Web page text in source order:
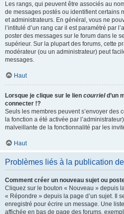
Les rangs, qui peuvent être associés au
de messages postés ou identifient certains
et administrateurs. En général, vous ne
l’intitulé d’un rang car il est paramétré par
poster des messages sur le forum dans le
supérieur. Sur la plupart des forums, cette
modérateur (ou un administrateur) peut
messages.
Haut
Lorsque je clique sur le lien courrield’un
connecter !?
Seuls les membres peuvent s’envoyer des
la fonction a été activée par
malveillante de la fonctionnalité par les
Haut
Problèmes liés à la publication
Comment créer un nouveau sujet ou
Cliquez sur le bouton « Nouveau » depuis
« Répondre » depuis la page d’un sujet. Il
enregistré pour écrire un message. Une
affichée en bas de page des forums,